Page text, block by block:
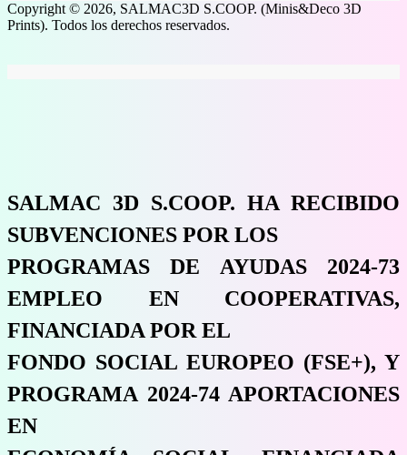
Copyright © 2026, SALMAC3D S.COOP. (Minis&Deco 3D
Prints). Todos los derechos reservados.
SALMAC 3D S.COOP. HA RECIBIDO
SUBVENCIONES POR LOS
PROGRAMAS DE AYUDAS 2024-73
EMPLEO EN COOPERATIVAS,
FINANCIADA POR EL
FONDO SOCIAL EUROPEO (FSE+), Y
PROGRAMA 2024-74 APORTACIONES
EN